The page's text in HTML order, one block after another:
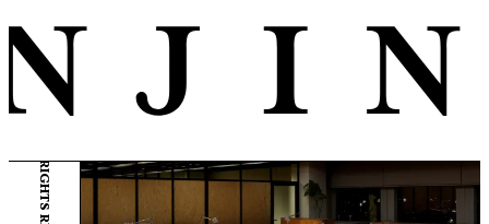
© ENJIN Inc. ALL RIGHTS RESERVED.